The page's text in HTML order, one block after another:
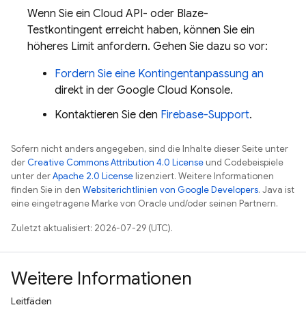
Wenn Sie ein Cloud API- oder Blaze-
Testkontingent erreicht haben, können Sie ein
höheres Limit anfordern. Gehen Sie dazu so vor:
Fordern Sie eine Kontingentanpassung an
direkt in der Google Cloud Konsole.
Kontaktieren Sie den Firebase-Support.
Sofern nicht anders angegeben, sind die Inhalte dieser Seite unter
derCreative Commons Attribution 4.0 License und Codebeispiele
unter derApache 2.0 License lizenziert. Weitere Informationen
finden Sie in den Websiterichtlinien von Google Developers. Java ist
eine eingetragene Marke von Oracle und/oder seinen Partnern.
Zuletzt aktualisiert: 2026-07-29 (UTC).
Weitere Informationen
Leitfäden